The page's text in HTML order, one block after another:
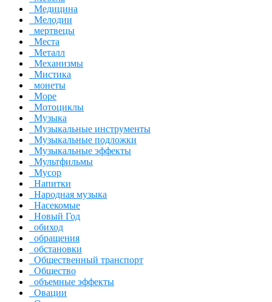
Медицина
Мелодии
мертвецы
Места
Металл
Механизмы
Мистика
монеты
Море
Мотоциклы
Музыка
Музыкальные инструменты
Музыкальные подложки
Музыкальные эффекты
Мультфильмы
Мусор
Напитки
Народная музыка
Насекомые
Новый Год
обиход
обращения
обстановки
Общественный транспорт
Общество
объемные эффекты
Овации